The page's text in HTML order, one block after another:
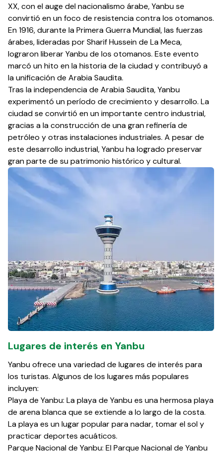
XX, con el auge del nacionalismo árabe, Yanbu se
convirtió en un foco de resistencia contra los otomanos.
En 1916, durante la Primera Guerra Mundial, las fuerzas
árabes, lideradas por Sharif Hussein de La Meca,
lograron liberar Yanbu de los otomanos. Este evento
marcó un hito en la historia de la ciudad y contribuyó a
la unificación de Arabia Saudita.
Tras la independencia de Arabia Saudita, Yanbu
experimentó un período de crecimiento y desarrollo. La
ciudad se convirtió en un importante centro industrial,
gracias a la construcción de una gran refinería de
petróleo y otras instalaciones industriales. A pesar de
este desarrollo industrial, Yanbu ha logrado preservar
gran parte de su patrimonio histórico y cultural.
Lugares de interés en Yanbu
Yanbu ofrece una variedad de lugares de interés para
los turistas. Algunos de los lugares más populares
incluyen:
Playa de Yanbu: La playa de Yanbu es una hermosa playa
de arena blanca que se extiende a lo largo de la costa.
La playa es un lugar popular para nadar, tomar el sol y
practicar deportes acuáticos.
Parque Nacional de Yanbu: El Parque Nacional de Yanbu